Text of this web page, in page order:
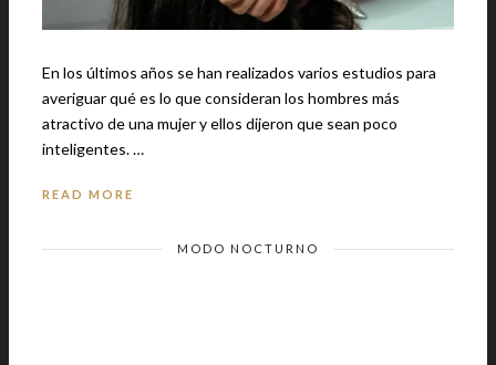
En los últimos años se han realizados varios estudios para
averiguar qué es lo que consideran los hombres más
atractivo de una mujer y ellos dijeron que sean poco
inteligentes. …
READ MORE
MODO NOCTURNO